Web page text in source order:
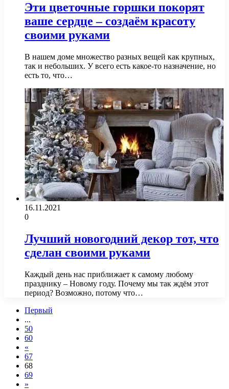
Эти цветочные горшки покорят
ваше сердце – создаём красоту
своими руками
В нашем доме множество разных вещей как крупных,
так и небольших. У всего есть какое-то назначение, но
есть то, что…
16.11.2021
0
Лучший новогодний декор тот, что
сделан своими руками
Каждый день нас приближает к самому любому
празднику – Новому году. Почему мы так ждём этот
период? Возможно, потому что…
Первый
...
50
60
«
67
68
69
»